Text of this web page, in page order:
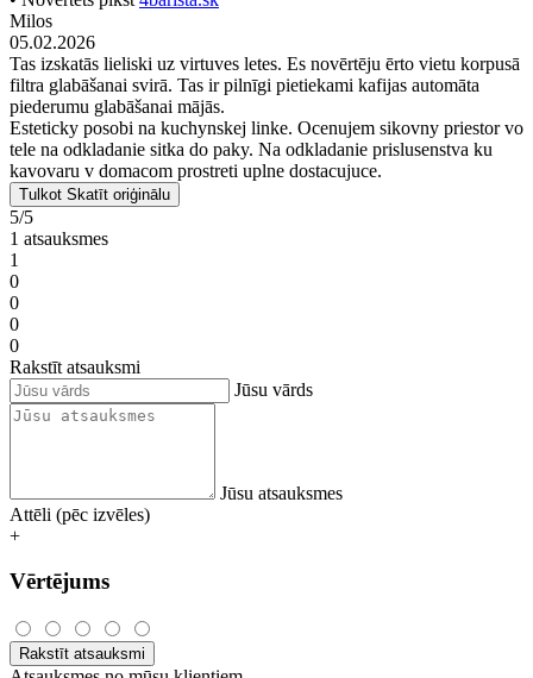
Vai meklējat Tamper stacija 4Barista | tumšs koks (51-54 mm)
atsauksmes par produktiem?
Līdz šim 5 lietotāji šo produktu ir novērtējuši ar 1 no 5 zvaigznēm.
Zemāk jūs atradīsiet atsauksmes un pieredzi no reāliem Tamper
stacija 4Barista | tumšs koks (51-54 mm) lietotājiem.
49,90 €
Bez nodokļa: 41,24 €
Izpārdots
Sargsuns Saistītā prece
Produktu atsauksmes Tamper stacija
4Barista | tumšs koks (51-54 mm)
• Novērtēts plkst
Milos
05.02.2026
Tas izskatās lieliski uz virtuves letes. Es novērtēju ērto vietu korpusā
filtra glabāšanai svirā. Tas ir pilnīgi pietiekami kafijas automāta
tele na odkladanie sitka do paky. Na odkladanie prislusenstva ku
kavovaru v domacom prostreti uplne dostacujuce.
Tulkot
1 atsauksmes
0
0
0